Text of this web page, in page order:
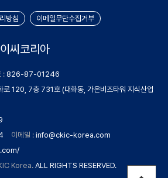
방침 이메일무단수집거부
씨코리아
: 826-87-01246
로 120, 7층 731호 (대화동, 가온비즈타워 지식산업
이메일 : info@ckic-korea.com
Korea.ALL RIGHTS RESERVED.